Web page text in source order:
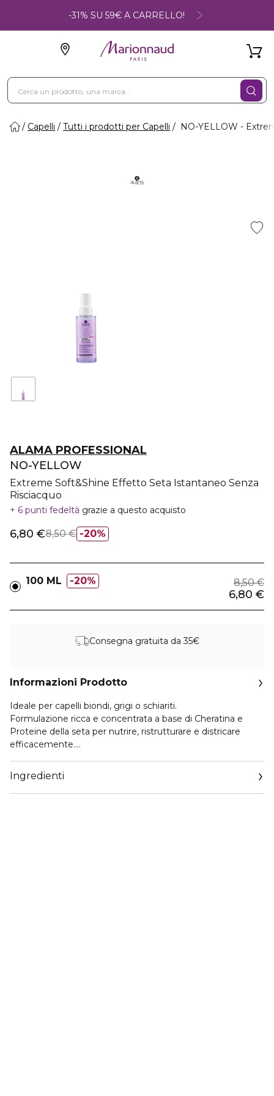
-31% SU 59€ A CARRELLO!
Capelli Tutti i prodotti per Capelli NO-YELLOW -
ALAMA PROFESSIONAL
NO-YELLOW
Extreme Soft&Shine Effetto Seta Istantaneo Senza
Risciacquo
6 punti fedeltà grazie a questo acquisto
20%
6,80 €8,50 €
100 ML 20% 8,50 €
6,80 €
Consegna gratuita da 35€
Informazioni Prodotto
Ideale per capelli biondi, grigi o schiariti.
Formulazione ricca e concentrata a base di Cheratina e
Proteine della seta per nutrire, ristrutturare e districare
efficacemente.
più difficili.
Contrasta i riflessi gialli indesiderati.
USO:
Ingredienti